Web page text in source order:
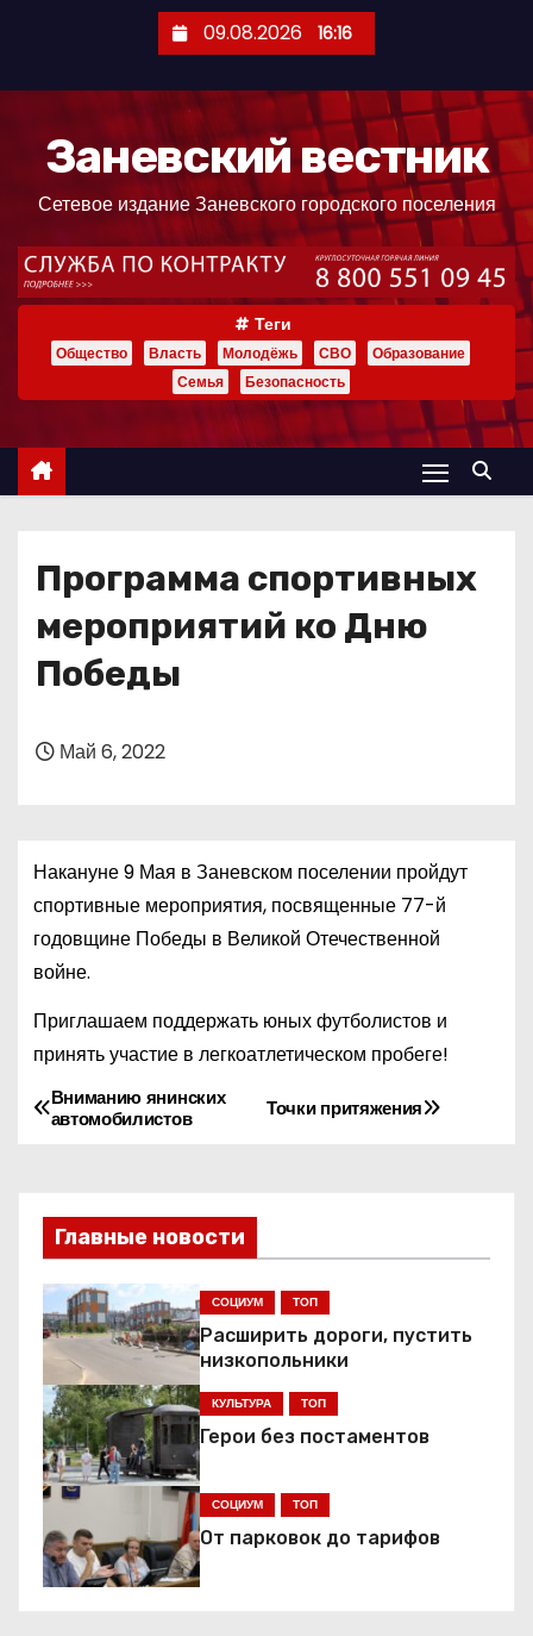
ж
09.08.2026 16:16
Заневский вестник
Сетевое издание Заневского городского поселения
Теги
Общество Власть Молодёжь СВО
Образование
Семья
Безопасность
Программа спортивных
мероприятий ко Дню
Победы
Май 6, 2022
Накануне 9 Мая в Заневском поселении пройдут
спортивные мероприятия, посвященные 77-й
годовщине Победы в Великой Отечественной
войне.
Приглашаем поддержать юных футболистов и
принять участие в легкоатлетическом пробеге!
Н
в
и
г
а
ц
и
я
п
Точки притяжения
Вниманию янинских
автомобилистов
Главные новости
СОЦИУМ ТОП
Расширить дороги, пустить
низкопольники
КУЛЬТУРА ТОП
Герои без постаментов
СОЦИУМ ТОП
От парковок до тарифов